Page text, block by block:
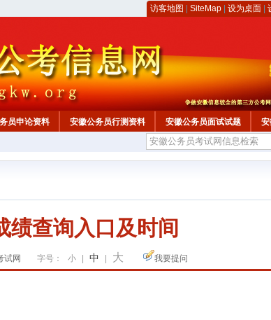
访客地图 SiteMap 设为桌面
员申论资料 安徽公务员行测资料 安徽公务员面试试题
绩查询入口及时间
试网 字号： 小 中 大 我要提问